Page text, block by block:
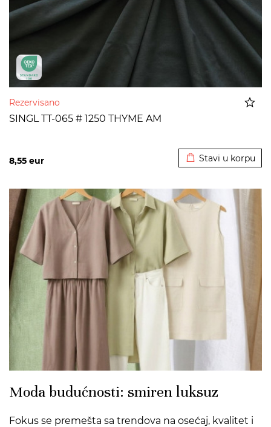
Rezervisano
SINGL TT-065 # 1250 THYME AM
8,55 eur Stavi u korpu
Moda budućnosti: smiren luksuz
Fokus se premešta sa trendova na osećaj, kvalitet i